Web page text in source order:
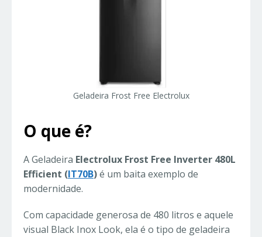
Geladeira Frost Free Electrolux
O que é?
A Geladeira Electrolux Frost Free Inverter 480L
Efficient (IT70B)é um baita exemplo de
modernidade.
Com capacidade generosa de 480 litros e aquele
visual Black Inox Look, ela é o tipo de geladeira